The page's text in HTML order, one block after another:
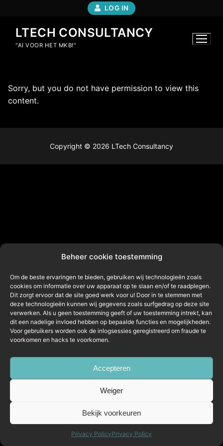
Beheer cookie toestemming
Om de beste ervaringen te bieden, gebruiken wij technologieën zoals
cookies om informatie over uw apparaat op te slaan en/of te raadplegen.
Dit zorgt ervoor dat de site goed werk voor u! Door in te stemmen met
deze technologieën kunnen wij gegevens zoals surfgedrag op deze site
verwerken. Als u geen toestemming geeft of uw toestemming intrekt, kan
dit een nadelige invloed hebben op bepaalde functies en mogelijkheden.
Voor gebruikers worden ook de inlogsessies geregistreerd om fraude te
voorkomen en hacks te voorkomen.
Accepteren
Weiger
Bekijk voorkeuren
Privacy PolicyPrivacy Policy
LOG IN
LTECH CONSULTANCY
"AI VOOR HET MKB!"
Sorry, but you do not have permission to view this
content.
Copyright © 2026 LTech Consultancy